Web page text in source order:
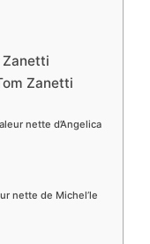
Zanetti
Zanetti
nette d’Angelica
nette de Michel’le